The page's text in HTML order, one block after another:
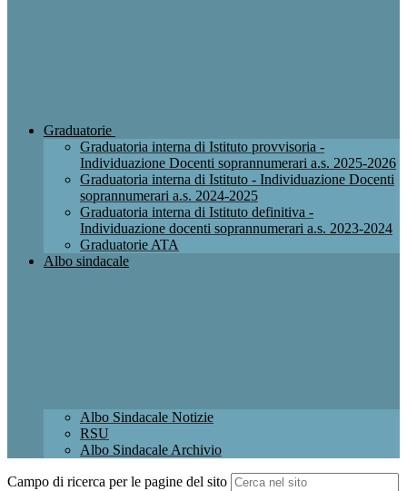
Graduatorie
Graduatoria interna di Istituto provvisoria -
Individuazione Docenti soprannumerari a.s. 2025-2026
Graduatoria interna di Istituto - Individuazione Docenti
soprannumerari a.s. 2024-2025
Graduatoria interna di Istituto definitiva -
Individuazione docenti soprannumerari a.s. 2023-2024
Graduatorie ATA
Albo sindacale
Albo Sindacale Notizie
RSU
Albo Sindacale Archivio
Campo di ricerca per le pagine del sito